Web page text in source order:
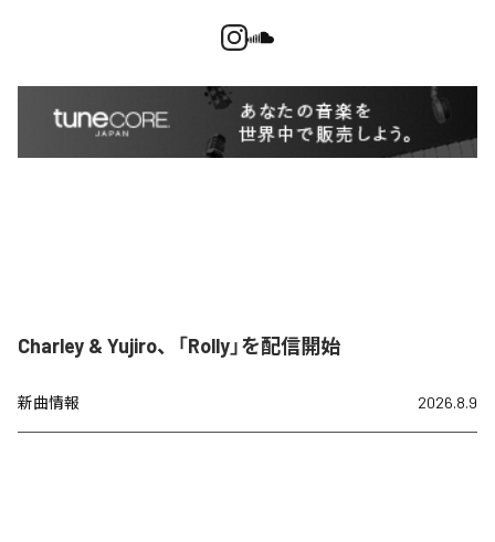
Charley & Yujiro、「Rolly」を配信開始
新曲情報 2026.8.9